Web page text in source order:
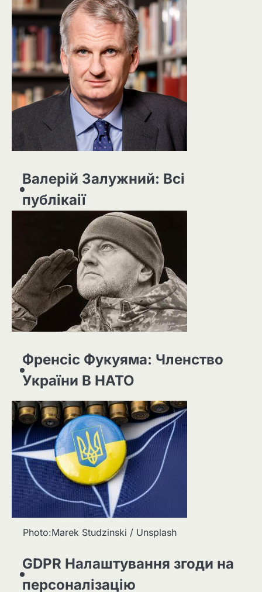
Валерій Залужний: Всі
публікаії
Френсіс Фукуяма: Членство
України В НАТО
Photo:Marek Studzinski / Unsplash
GDPR Налаштування згоди на
персоналізацію